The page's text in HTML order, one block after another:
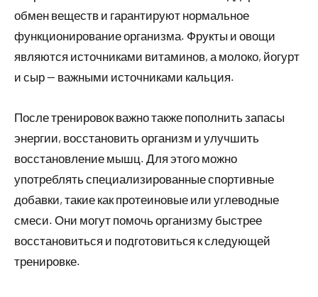
обмен веществ и гарантируют нормальное
функционирование организма. Фрукты и овощи
являются источниками витаминов, а молоко, йогурт
и сыр — важными источниками кальция.
После тренировок важно также пополнить запасы
энергии, восстановить организм и улучшить
восстановление мышц. Для этого можно
употреблять специализированные спортивные
добавки, такие как протеиновые или углеводные
смеси. Они могут помочь организму быстрее
восстановиться и подготовиться к следующей
тренировке.